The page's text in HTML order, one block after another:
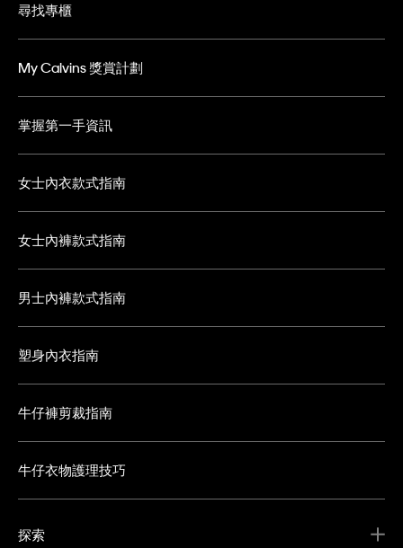
尋找專櫃
My Calvins 獎賞計劃
掌握第一手資訊
女士內衣款式指南
女士內褲款式指南
男士內褲款式指南
塑身內衣指南
牛仔褲剪裁指南
牛仔衣物護理技巧
探索